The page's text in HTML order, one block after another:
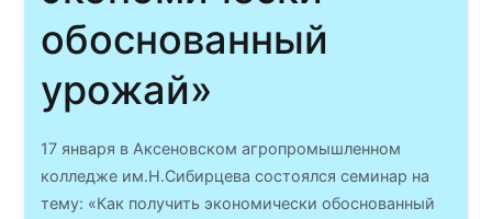
обоснованный
урожай»
17 января в Аксеновском агропромышленном
колледже им.Н.Сибирцева состоялся семинар на
тему: «Как получить экономически обоснованный